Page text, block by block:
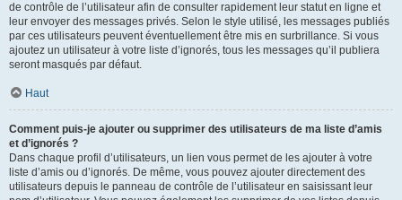
de contrôle de l’utilisateur afin de consulter rapidement leur statut en ligne et
leur envoyer des messages privés. Selon le style utilisé, les messages publiés
par ces utilisateurs peuvent éventuellement être mis en surbrillance. Si vous
ajoutez un utilisateur à votre liste d’ignorés, tous les messages qu’il publiera
seront masqués par défaut.
Haut
Comment puis-je ajouter ou supprimer des utilisateurs de ma liste d’amis
et d’ignorés ?
Dans chaque profil d’utilisateurs, un lien vous permet de les ajouter à votre
liste d’amis ou d’ignorés. De même, vous pouvez ajouter directement des
utilisateurs depuis le panneau de contrôle de l’utilisateur en saisissant leur